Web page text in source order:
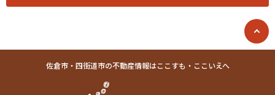
佐倉市・四街道市の不動産情報はここすも・ここいえへ